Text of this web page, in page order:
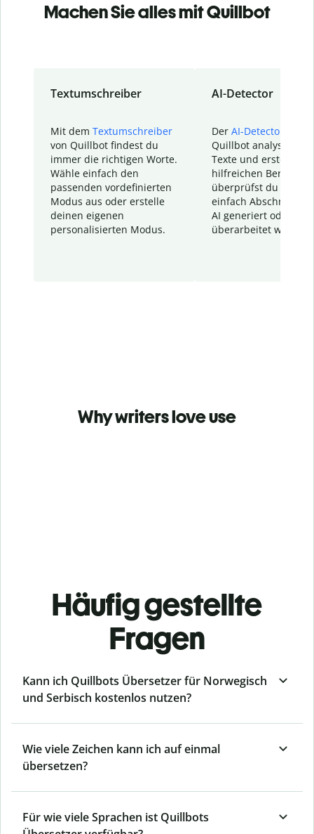
Machen Sie alles mit Quillbot
Textumschreiber
Mit dem Textumschreiber
von Quillbot findest du
immer die richtigen Worte.
Wähle einfach den
passenden vordefinierten
Modus aus oder erstelle
deinen eigenen
personalisierten Modus.
AI-Detector
Der AI-Detector
Quillbot analysiert
Texte und erstellt
hilfreichen Bericht.
überprüfst du
einfach Abschnitte,
AI generiert oder
überarbeitet wurden.
Why writers love use
Häufig gestellte
Fragen
Kann ich Quillbots Übersetzer für Norwegisch
und Serbisch kostenlos nutzen?
Wie viele Zeichen kann ich auf einmal
übersetzen?
Für wie viele Sprachen ist Quillbots